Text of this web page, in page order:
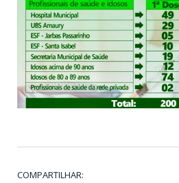
COMPARTILHAR: